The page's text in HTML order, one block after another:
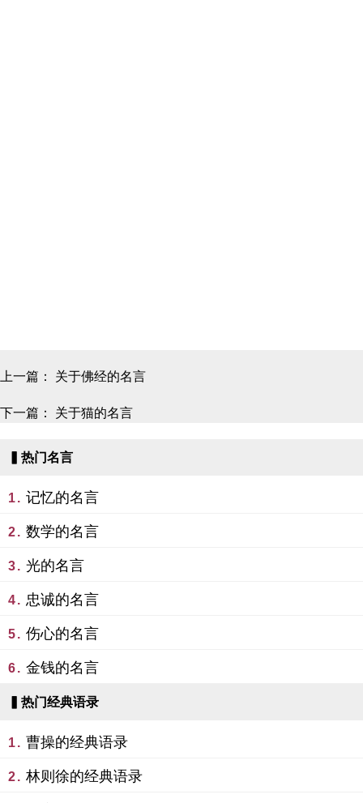
上一篇： 关于佛经的名言
下一篇： 关于猫的名言
▍热门名言
1. 记忆的名言
2. 数学的名言
3. 光的名言
4. 忠诚的名言
5. 伤心的名言
6. 金钱的名言
▍热门经典语录
1. 曹操的经典语录
2. 林则徐的经典语录